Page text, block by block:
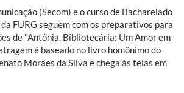
(Secom) e o curso de Bacharelado
FURG seguem com os preparativos para
de "Antônia, Bibliotecária: Um Amor em
é baseado no livro homônimo do
Moraes da Silva e chega às telas em